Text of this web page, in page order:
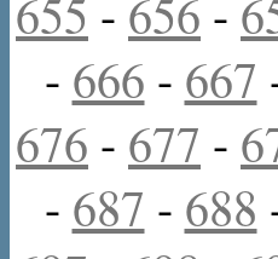
655 - 656 -
- 666 - 667
676 - 677 -
- 687 - 688